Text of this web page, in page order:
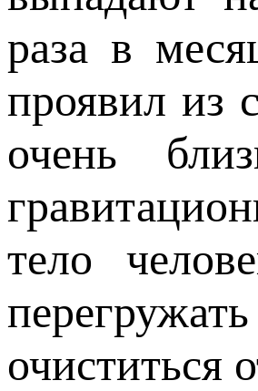
раза в
проявил из
очень
тело
очиститься